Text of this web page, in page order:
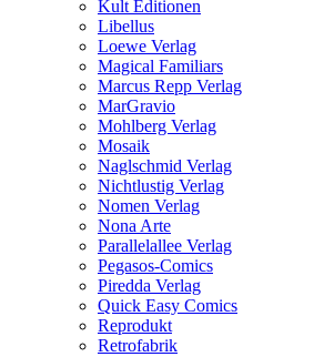
Kult Editionen
Libellus
Loewe Verlag
Magical Familiars
Marcus Repp Verlag
MarGravio
Mohlberg Verlag
Mosaik
Naglschmid Verlag
Nichtlustig Verlag
Nomen Verlag
Nona Arte
Parallelallee Verlag
Pegasos-Comics
Piredda Verlag
Quick Easy Comics
Reprodukt
Retrofabrik